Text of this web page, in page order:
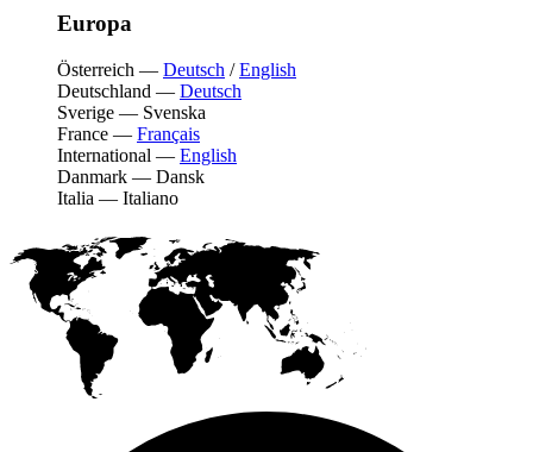
Europa
Österreich — Deutsch /English
Deutschland — Deutsch
Sverige — Svenska
France — Français
International — English
Danmark — Dansk
Italia — Italiano